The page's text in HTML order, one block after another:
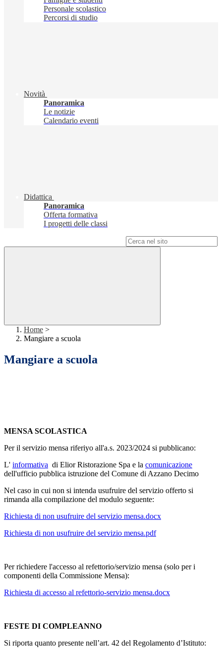
Personale scolastico
Percorsi di studio
Novità
Panoramica
Le notizie
Calendario eventi
Didattica
Panoramica
Offerta formativa
I progetti delle classi
Home >
Mangiare a scuola
Mangiare a scuola
MENSA SCOLASTICA
Per il servizio mensa riferiyo all'a.s. 2023/2024 si pubblicano:
L' informativa di Elior Ristorazione Spa e la comunicazione
dell'ufficio pubblica istruzione del Comune di Azzano Decimo
Nel caso in cui non si intenda usufruire del servizio offerto si
rimanda alla compilazione del modulo seguente:
Richiesta di non usufruire del servizio mensa.docx
Richiesta di non usufruire del servizio mensa.pdf
Per richiedere l'accesso al refettorio/servizio mensa (solo per i
componenti della Commissione Mensa):
Richiesta di accesso al refettorio-servizio mensa.docx
FESTE DI COMPLEANNO
Si riporta quanto presente nell’art. 42 del Regolamento d’Istituto: